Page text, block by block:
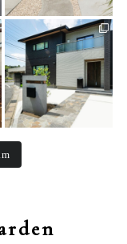
land_garden
24 0